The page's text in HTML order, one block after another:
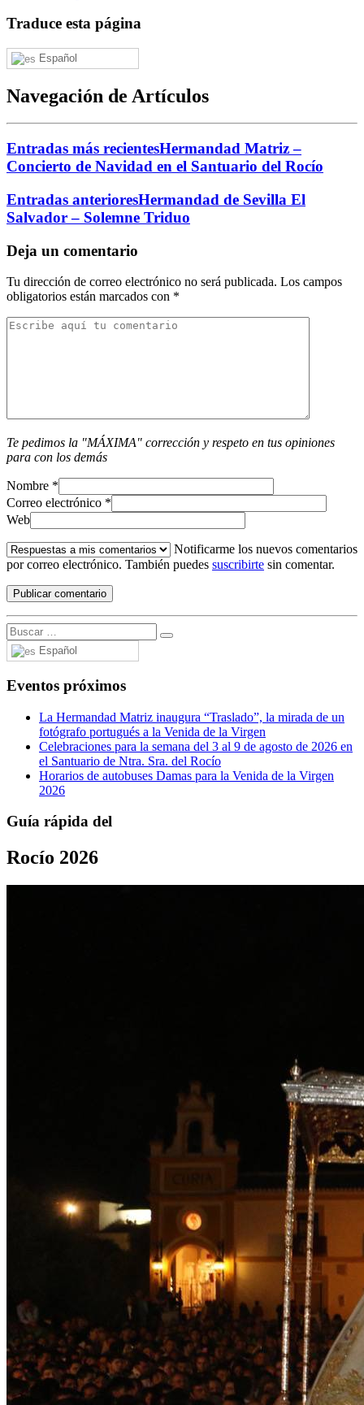
Traduce esta página
Español
Navegación de Artículos
Entradas más recientesHermandad Matriz –
Concierto de Navidad en el Santuario del Rocío
Entradas anterioresHermandad de Sevilla El
Salvador – Solemne Triduo
Deja un comentario
Tu dirección de correo electrónico no será publicada. Los campos
obligatorios están marcados con *
Te pedimos la "MÁXIMA" corrección y respeto en tus opiniones
para con los demás
Nombre *
Correo electrónico *
Web
Notificarme los nuevos comentarios
por correo electrónico. También puedes suscribirte sin comentar.
Español
Eventos próximos
La Hermandad Matriz inaugura “Traslado”, la mirada de un
fotógrafo portugués a la Venida de la Virgen
Celebraciones para la semana del 3 al 9 de agosto de 2026 en
el Santuario de Ntra. Sra. del Rocío
Horarios de autobuses Damas para la Venida de la Virgen
2026
Guía rápida del
Rocío 2026